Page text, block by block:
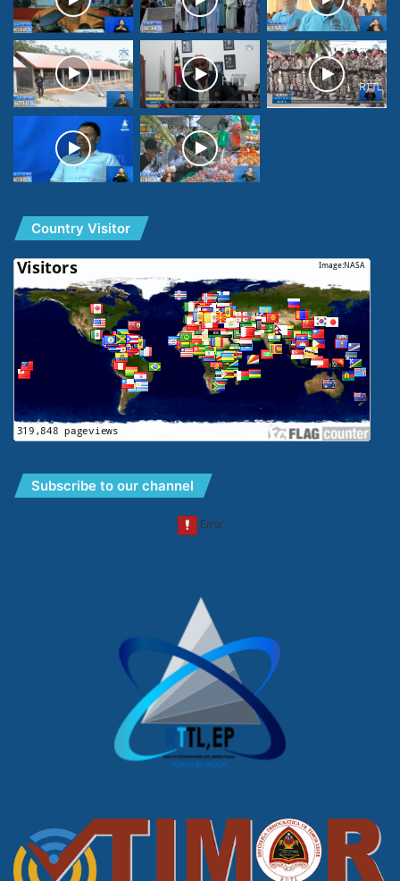
Country Visitor
Subscribe to our channel